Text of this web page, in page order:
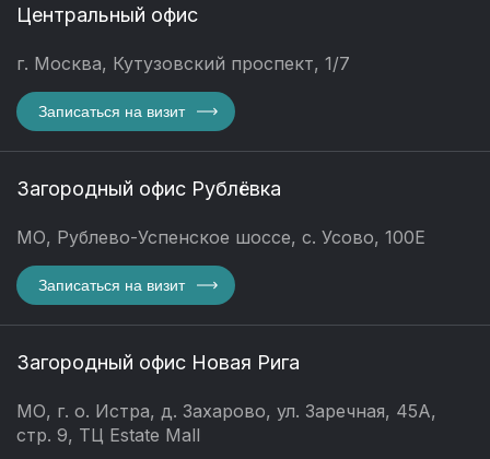
Центральный офис
г. Москва, Кутузовский проспект, 1/7
Записаться на визит
Загородный офис Рублёвка
МО, Рублево-Успенское шоссе, с. Усово, 100Е
Записаться на визит
Загородный офис Новая Рига
МО, г. о. Истра, д. Захарово, ул. Заречная, 45А,
стр. 9, ТЦ Estate Mall